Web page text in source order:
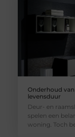
Onderhoud
levensduur
Deur- en
spelen een
woning. Toch